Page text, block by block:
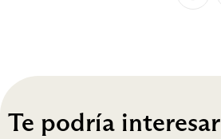
Te podría interesar